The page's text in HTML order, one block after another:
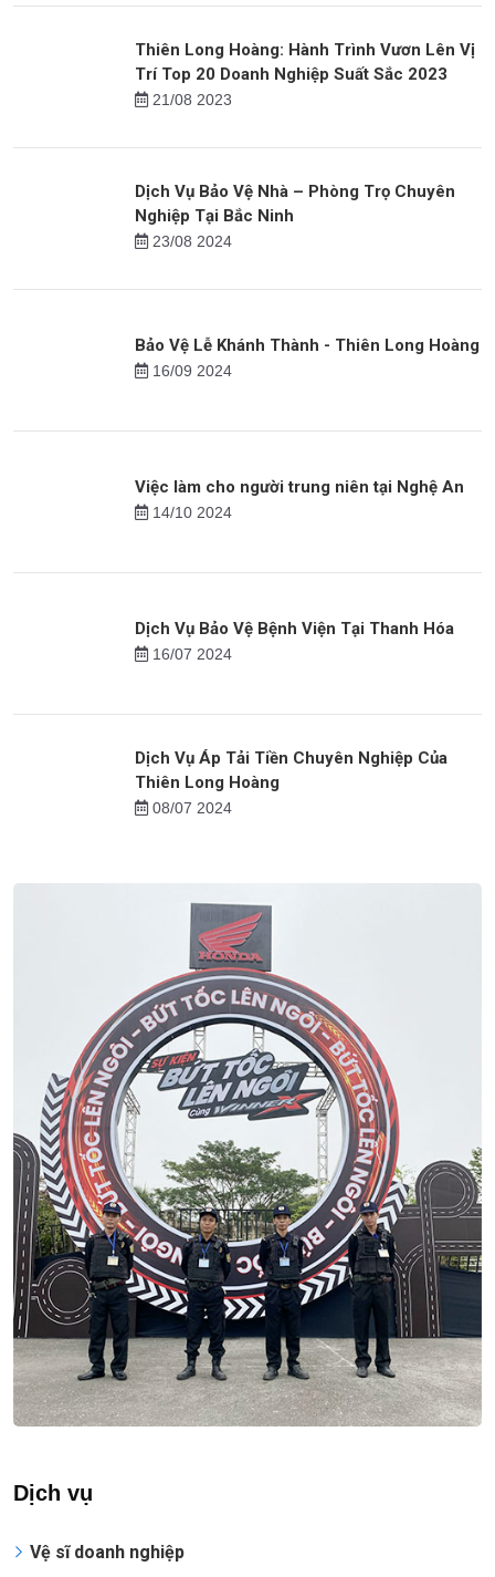
Thiên Long Hoàng: Hành Trình Vươn Lên Vị
Trí Top 20 Doanh Nghiệp Suất Sắc 2023
21/08 2023
Dịch Vụ Bảo Vệ Nhà – Phòng Trọ Chuyên
Nghiệp Tại Bắc Ninh
23/08 2024
Bảo Vệ Lễ Khánh Thành - Thiên Long Hoàng
16/09 2024
Việc làm cho người trung niên tại Nghệ An
14/10 2024
Dịch Vụ Bảo Vệ Bệnh Viện Tại Thanh Hóa
16/07 2024
Dịch Vụ Áp Tải Tiền Chuyên Nghiệp Của
Thiên Long Hoàng
08/07 2024
Dịch vụ
Vệ sĩ doanh nghiệp